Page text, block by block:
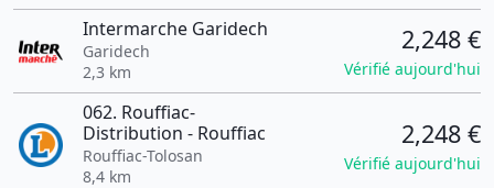
Intermarche Garidech
Garidech
2,3 km
2,248 €
Vérifié aujourd'hui
062. Rouffiac-
Distribution - Rouffiac
Rouffiac-Tolosan
8,4 km
2,248 €
Vérifié aujourd'hui